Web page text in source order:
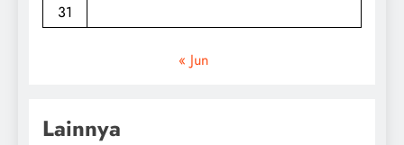
31
« Jun
Lainnya